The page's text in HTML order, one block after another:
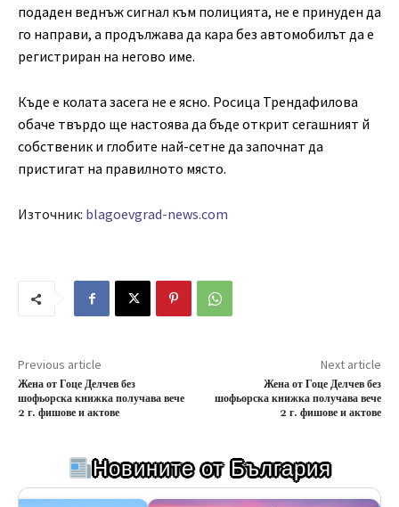
подаден веднъж сигнал към полицията, не е принуден да
го направи, а продължава да кара без автомобилът да е
регистриран на негово име.
Къде е колата засега не е ясно. Росица Трендафилова
обаче твърдо ще настоява да бъде открит сегашният й
собственик и глобите най-сетне да започнат да
пристигат на правилното място.
Източник: blagoevgrad-news.com
Previous article
Жена от Гоце Делчев без
шофьорска книжка получава вече
2 г. фишове и актове
Next article
Жена от Гоце Делчев без
шофьорска книжка получава вече
2 г. фишове и актове
Новините от България